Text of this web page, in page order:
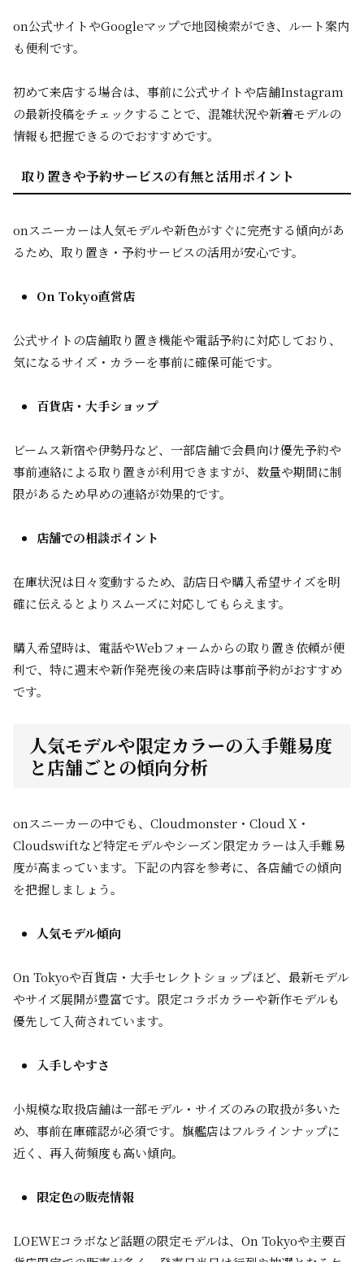
on公式サイトやGoogleマップで地図検索ができ、ルート案内
も便利です。
初めて来店する場合は、事前に公式サイトや店舗Instagram
の最新投稿をチェックすることで、混雑状況や新着モデルの
情報も把握できるのでおすすめです。
取り置きや予約サービスの有無と活用ポイント
onスニーカーは人気モデルや新色がすぐに完売する傾向があ
るため、取り置き・予約サービスの活用が安心です。
On Tokyo直営店
公式サイトの店舗取り置き機能や電話予約に対応しており、
気になるサイズ・カラーを事前に確保可能です。
百貨店・大手ショップ
ビームス新宿や伊勢丹など、一部店舗で会員向け優先予約や
事前連絡による取り置きが利用できますが、数量や期間に制
限があるため早めの連絡が効果的です。
店舗での相談ポイント
在庫状況は日々変動するため、訪店日や購入希望サイズを明
確に伝えるとよりスムーズに対応してもらえます。
購入希望時は、電話やWebフォームからの取り置き依頼が便
利で、特に週末や新作発売後の来店時は事前予約がおすすめ
です。
人気モデルや限定カラーの入手難易度
と店舗ごとの傾向分析
onスニーカーの中でも、Cloudmonster・Cloud X・
Cloudswiftなど特定モデルやシーズン限定カラーは入手難易
度が高まっています。下記の内容を参考に、各店舗での傾向
を把握しましょう。
人気モデル傾向
On Tokyoや百貨店・大手セレクトショップほど、最新モデル
やサイズ展開が豊富です。限定コラボカラーや新作モデルも
優先して入荷されています。
入手しやすさ
小規模な取扱店舗は一部モデル・サイズのみの取扱が多いた
め、事前在庫確認が必須です。旗艦店はフルラインナップに
近く、再入荷頻度も高い傾向。
限定色の販売情報
LOEWEコラボなど話題の限定モデルは、On Tokyoや主要百